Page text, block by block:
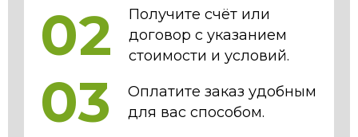
02
Получите счёт или
договор с указанием
стоимости и условий.
03
Оплатите заказ удобным
для вас способом.